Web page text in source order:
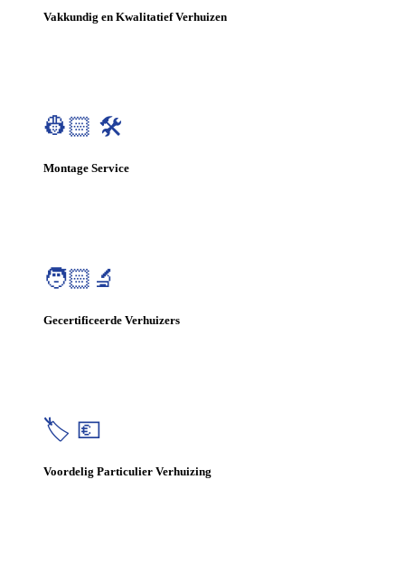
Vakkundig en Kwalitatief Verhuizen
👷🏻 🛠️
Montage Service
🧑🏻‍🔬
Gecertificeerde Verhuizers
🏷️ 💶
Voordelig Particulier Verhuizing